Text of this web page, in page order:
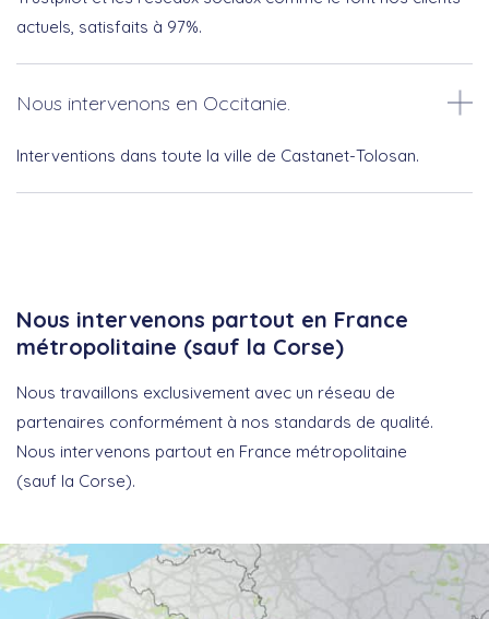
actuels, satisfaits à 97%.
Nous intervenons en Occitanie.
Interventions dans toute la ville de Castanet-Tolosan.
Nous intervenons partout en France
métropolitaine (sauf la Corse)
Nous travaillons exclusivement avec un réseau de
partenaires conformément à nos standards de qualité.
Nous intervenons partout en France métropolitaine
(sauf la Corse).